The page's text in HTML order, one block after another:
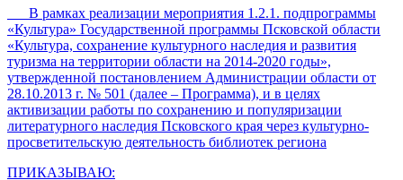
В рамках реализации мероприятия 1.2.1. подпрограммы
«Культура» Государственной программы Псковской области
«Культура, сохранение культурного наследия и развития
туризма на территории области на 2014-2020 годы»,
утвержденной постановлением Администрации области от
28.10.2013 г. № 501 (далее – Программа), и в целях
активизации работы по сохранению и популяризации
литературного наследия Псковского края через культурно-
просветительскую деятельность библиотек региона
ПРИКАЗЫВАЮ: